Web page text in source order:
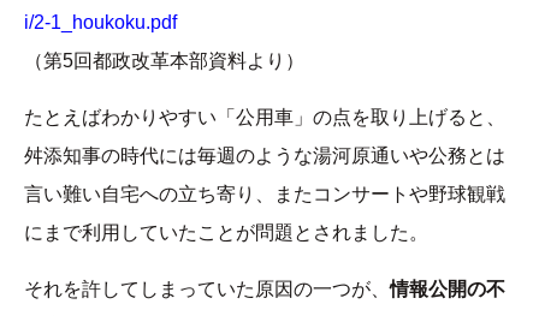
i/2-1_houkoku.pdf
（第5回都政改革本部資料より）
たとえばわかりやすい「公用車」の点を取り上げると、
舛添知事の時代には毎週のような湯河原通いや公務とは
言い難い自宅への立ち寄り、またコンサートや野球観戦
にまで利用していたことが問題とされました。
それを許してしまっていた原因の一つが、情報公開の不